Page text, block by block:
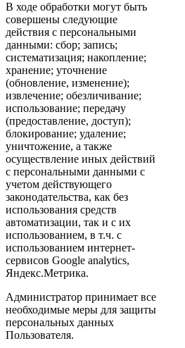
В ходе обработки могут быть
совершены следующие
действия с персональными
данными: сбор; запись;
систематизация; накопление;
хранение; уточнение
(обновление, изменение);
извлечение; обезличивание;
использование; передачу
(предоставление, доступ);
блокирование; удаление;
уничтожение, а также
осуществление иных действий
с персональными данными с
учетом действующего
законодательства, как без
использования средств
автоматизации, так и с их
использованием, в т.ч. с
использованием интернет-
сервисов Google analytics,
Яндекс.Метрика.
Администратор принимает все
необходимые меры для защиты
персональных данных
Пользователя.